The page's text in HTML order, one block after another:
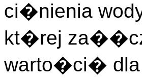
ci�nienia
kt�rej
warto�ci� dla